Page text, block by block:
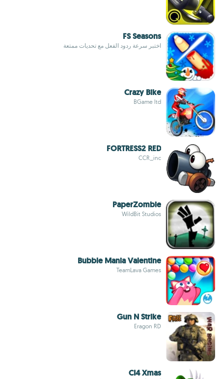
FS Seasons
اختبر سرعة ردود الفعل مع تحديات ممتعة
Crazy Bike
BGame ltd
FORTRESS2 RED
CCR_inc
PaperZombie
WildBit Studios
Bubble Mania Valentine
TeamLava Games
Gun N Strike
Eragon RD
CI4 Xmas